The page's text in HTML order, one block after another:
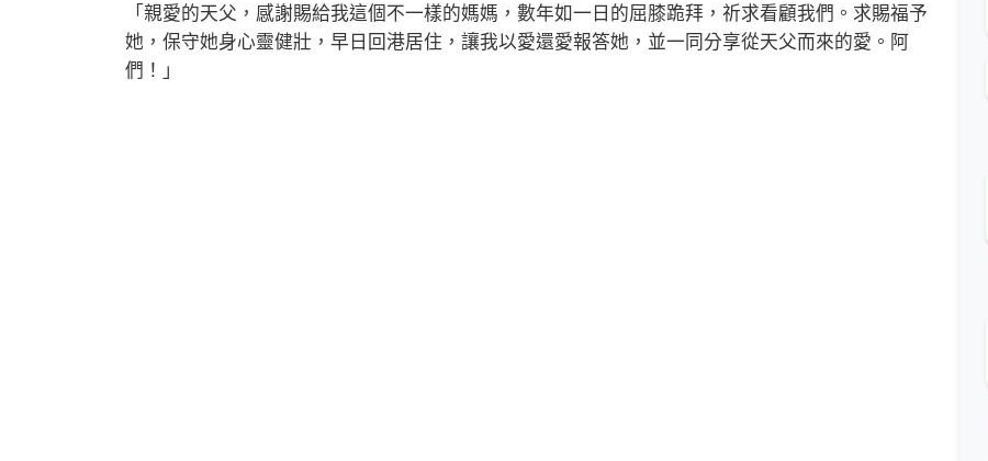
「親愛的天父，感謝賜給我這個不一樣的媽媽，數年如一日的屈膝跪拜，祈求看顧我們。求賜福予
她，保守她身心靈健壯，早日回港居住，讓我以愛還愛報答她，並一同分享從天父而來的愛。阿
們！」